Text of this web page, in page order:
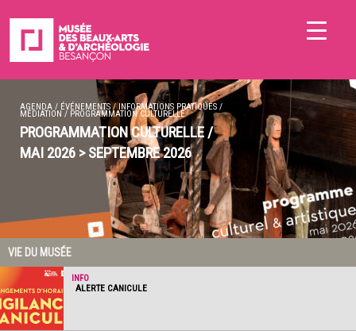
AGENDA / ÉVÉNEMENTS/ INFORMATIONS PRATIQUES /
MÉDIATION / PROGRAMMATION CULTURELLE
PROGRAMMATION CULTURELLE /
MAI 2026 > SEPTEMBRE 2026
VIE DU MUSÉE
INFO
ALERTE CANICULE